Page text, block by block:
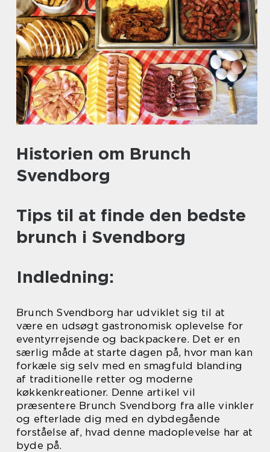
Historien om Brunch
Svendborg
Tips til at finde den bedste
brunch i Svendborg
Indledning:
Brunch Svendborg har udviklet sig til at
være en udsøgt gastronomisk oplevelse for
eventyrrejsende og backpackere. Det er en
særlig måde at starte dagen på, hvor man kan
forkæle sig selv med en smagfuld blanding
af traditionelle retter og moderne
køkkenkreationer. Denne artikel vil
præsentere Brunch Svendborg fra alle vinkler
og efterlade dig med en dybdegående
forståelse af, hvad denne madoplevelse har at
byde på.